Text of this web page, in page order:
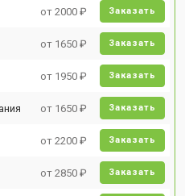
от 2000 ₽ Заказать
от 1650 ₽ Заказать
от 1950 ₽ Заказать
от 1650 ₽ Заказать
от 2200 ₽ Заказать
от 2850 ₽ Заказать